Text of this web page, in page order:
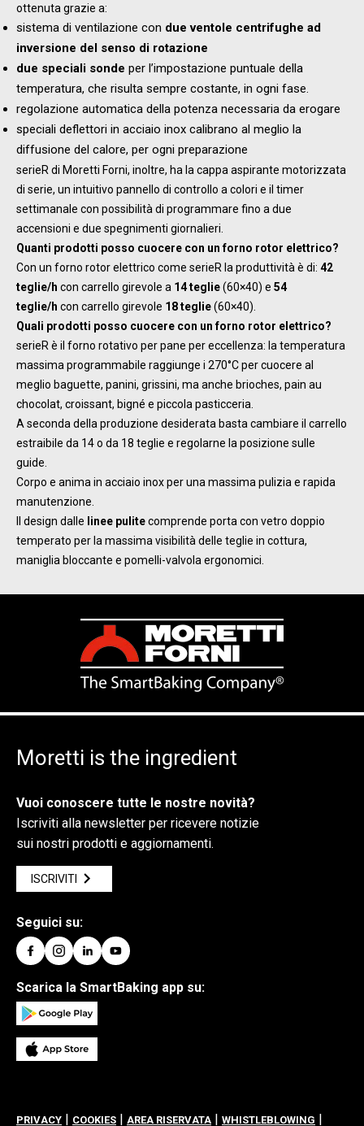
ottenuta grazie a:
sistema di ventilazione con due ventole centrifughe ad
inversione del senso di rotazione
due speciali sonde per l’impostazione puntuale della
temperatura, che risulta sempre costante, in ogni fase.
regolazione automatica della potenza necessaria da erogare
speciali deflettori in acciaio inox calibrano al meglio la
diffusione del calore, per ogni preparazione
serieR di Moretti Forni, inoltre, ha la cappa aspirante motorizzata
di serie, un intuitivo pannello di controllo a colori e il timer
settimanale con possibilità di programmare fino a due
accensioni e due spegnimenti giornalieri.
Quanti prodotti posso cuocere con un forno rotor elettrico?
Con un forno rotor elettrico come serieR la produttività è di: 42
teglie/h con carrello girevole a 14 teglie(60×40) e 54
teglie/h con carrello girevole 18 teglie(60×40).
Quali prodotti posso cuocere con un forno rotor elettrico?
serieR è il forno rotativo per pane per eccellenza: la temperatura
massima programmabile raggiunge i 270°C per cuocere al
meglio baguette, panini, grissini, ma anche brioches, pain au
chocolat, croissant, bigné e piccola pasticceria.
A seconda della produzione desiderata basta cambiare il carrello
estraibile da 14 o da 18 teglie e regolarne la posizione sulle
guide.
Corpo e anima in acciaio inox per una massima pulizia e rapida
manutenzione.
Il design dalle linee pulitecomprende porta con vetro doppio
temperato per la massima visibilità delle teglie in cottura,
maniglia bloccante e pomelli-valvola ergonomici.
Moretti is the ingredient
Vuoi conoscere tutte le nostre novità?
Iscriviti alla newsletter per ricevere notizie
sui nostri prodotti e aggiornamenti.
ISCRIVITI
Seguici su:
Scarica la SmartBaking app su:
PRIVACY | COOKIES | AREA RISERVATA | WHISTLEBLOWING |